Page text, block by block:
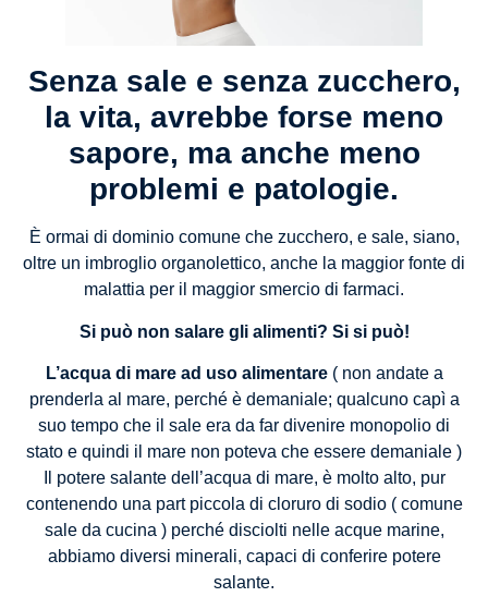
Senza sale e senza zucchero,
la vita, avrebbe forse meno
sapore, ma anche meno
problemi e patologie.
È ormai di dominio comune che zucchero, e sale, siano,
oltre un imbroglio organolettico, anche la maggior fonte di
malattia per il maggior smercio di farmaci.
Si può non salare gli alimenti? Si si può!
L’acqua di mare ad uso alimentare( non andate a
prenderla al mare, perché è demaniale; qualcuno capì a
suo tempo che il sale era da far divenire monopolio di
stato e quindi il mare non poteva che essere demaniale )
Il potere salante dell’acqua di mare, è molto alto, pur
contenendo una part piccola di cloruro di sodio ( comune
sale da cucina ) perché disciolti nelle acque marine,
abbiamo diversi minerali, capaci di conferire potere
salante.